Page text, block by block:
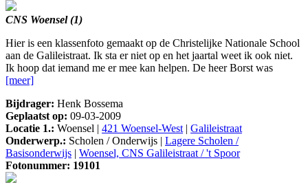
CNS Woensel (1)
Hier is een klassenfoto gemaakt op de Christelijke Nationale School
aan de Galileistraat. Ik sta er niet op en het jaartal weet ik ook niet.
Ik hoop dat iemand me er mee kan helpen. De heer Borst was
[meer]
Bijdrager: Henk Bossema
Geplaatst op: 09-03-2009
Locatie 1.: Woensel | 421 Woensel-West| Galileistraat
Onderwerp.: Scholen / Onderwijs | Lagere Scholen /
Basisonderwijs | Woensel, CNS Galileistraat / 't Spoor
Fotonummer: 19101